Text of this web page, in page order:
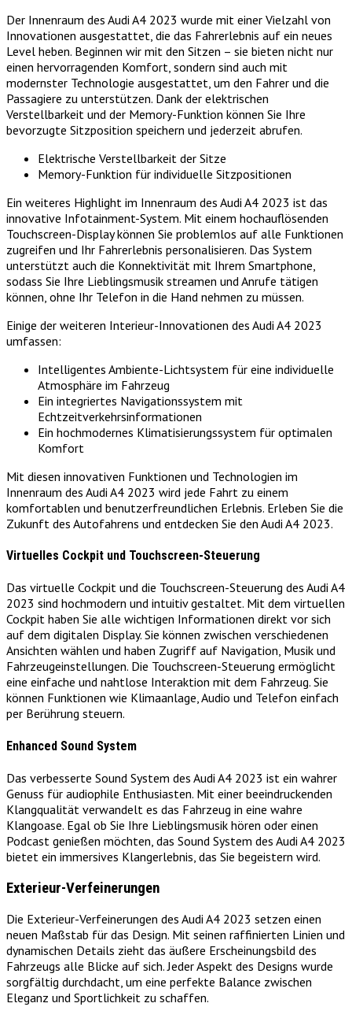
Der Innenraum des Audi A4 2023 wurde mit einer Vielzahl von
Innovationen ausgestattet, die das Fahrerlebnis auf ein neues
Level heben. Beginnen wir mit den Sitzen – sie bieten nicht nur
einen hervorragenden Komfort, sondern sind auch mit
modernster Technologie ausgestattet, um den Fahrer und die
Passagiere zu unterstützen. Dank der elektrischen
Verstellbarkeit und der Memory-Funktion können Sie Ihre
bevorzugte Sitzposition speichern und jederzeit abrufen.
Elektrische Verstellbarkeit der Sitze
Memory-Funktion für individuelle Sitzpositionen
Ein weiteres Highlight im Innenraum des Audi A4 2023 ist das
innovative Infotainment-System. Mit einem hochauflösenden
Touchscreen-Display können Sie problemlos auf alle Funktionen
zugreifen und Ihr Fahrerlebnis personalisieren. Das System
unterstützt auch die Konnektivität mit Ihrem Smartphone,
sodass Sie Ihre Lieblingsmusik streamen und Anrufe tätigen
können, ohne Ihr Telefon in die Hand nehmen zu müssen.
Einige der weiteren Interieur-Innovationen des Audi A4 2023
umfassen:
Intelligentes Ambiente-Lichtsystem für eine individuelle
Atmosphäre im Fahrzeug
Ein integriertes Navigationssystem mit
Echtzeitverkehrsinformationen
Ein hochmodernes Klimatisierungssystem für optimalen
Komfort
Mit diesen innovativen Funktionen und Technologien im
Innenraum des Audi A4 2023 wird jede Fahrt zu einem
komfortablen und benutzerfreundlichen Erlebnis. Erleben Sie die
Zukunft des Autofahrens und entdecken Sie den Audi A4 2023.
Virtuelles Cockpit und Touchscreen-Steuerung
Das virtuelle Cockpit und die Touchscreen-Steuerung des Audi A4
2023 sind hochmodern und intuitiv gestaltet. Mit dem virtuellen
Cockpit haben Sie alle wichtigen Informationen direkt vor sich
auf dem digitalen Display. Sie können zwischen verschiedenen
Ansichten wählen und haben Zugriff auf Navigation, Musik und
Fahrzeugeinstellungen. Die Touchscreen-Steuerung ermöglicht
eine einfache und nahtlose Interaktion mit dem Fahrzeug. Sie
können Funktionen wie Klimaanlage, Audio und Telefon einfach
per Berührung steuern.
Enhanced Sound System
Das verbesserte Sound System des Audi A4 2023 ist ein wahrer
Genuss für audiophile Enthusiasten. Mit einer beeindruckenden
Klangqualität verwandelt es das Fahrzeug in eine wahre
Klangoase. Egal ob Sie Ihre Lieblingsmusik hören oder einen
Podcast genießen möchten, das Sound System des Audi A4 2023
bietet ein immersives Klangerlebnis, das Sie begeistern wird.
Exterieur-Verfeinerungen
Die Exterieur-Verfeinerungen des Audi A4 2023 setzen einen
neuen Maßstab für das Design. Mit seinen raffinierten Linien und
dynamischen Details zieht das äußere Erscheinungsbild des
Fahrzeugs alle Blicke auf sich. Jeder Aspekt des Designs wurde
sorgfältig durchdacht, um eine perfekte Balance zwischen
Eleganz und Sportlichkeit zu schaffen.